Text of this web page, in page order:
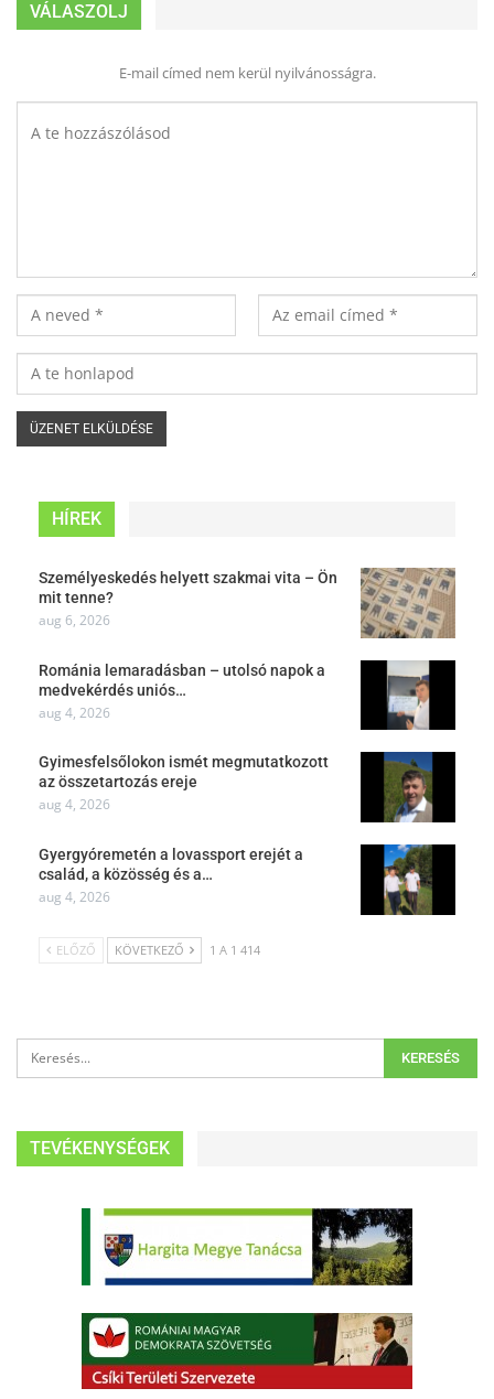
VÁLASZOLJ
E-mail címed nem kerül nyilvánosságra.
HÍREK
Személyeskedés helyett szakmai vita – Ön
mit tenne?
aug 6, 2026
Románia lemaradásban – utolsó napok a
medvekérdés uniós…
aug 4, 2026
Gyimesfelsőlokon ismét megmutatkozott
az összetartozás ereje
aug 4, 2026
Gyergyóremetén a lovassport erejét a
család, a közösség és a…
aug 4, 2026
ELŐZŐ KÖVETKEZŐ 1 A 1 414
TEVÉKENYSÉGEK